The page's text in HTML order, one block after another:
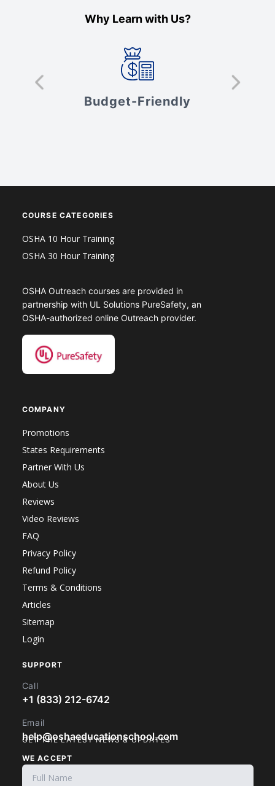
Why Learn with Us?
Budget-Friendly
COURSE CATEGORIES
OSHA 10 Hour Training
OSHA 30 Hour Training
OSHA Outreach courses are provided in
partnership with UL Solutions PureSafety, an
OSHA-authorized online Outreach provider.
COMPANY
Promotions
States Requirements
Partner With Us
About Us
Reviews
Video Reviews
FAQ
Privacy Policy
Refund Policy
Terms & Conditions
Articles
Sitemap
Login
SUPPORT
Call
+1 (833) 212-6742
Email
help@oshaeducationschool.com
WE ACCEPT
GET THE LATEST NEWS & UPDATES